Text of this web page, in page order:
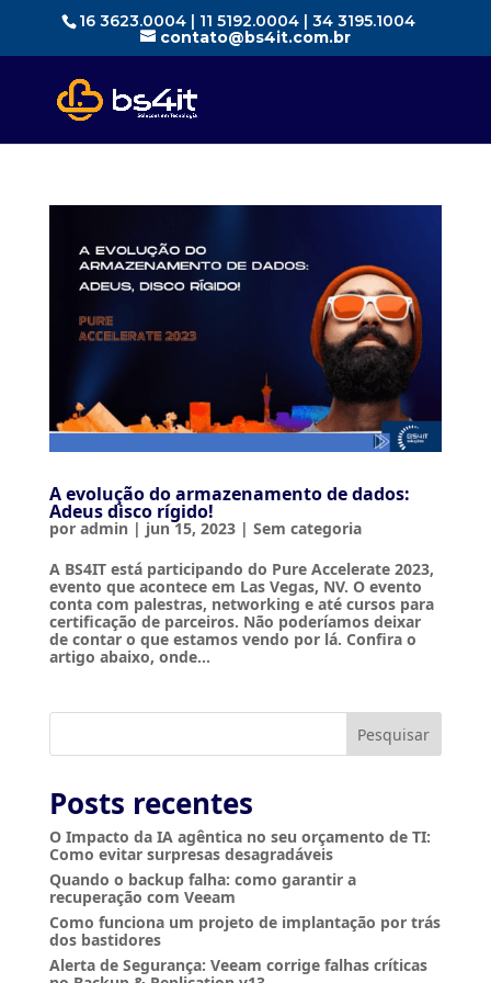
16 3623.0004 | 11 5192.0004 | 34 3195.1004
contato@bs4it.com.br
A evolução do armazenamento de dados:
Adeus disco rígido!
por admin | jun 15, 2023| Sem categoria
A BS4IT está participando do Pure Accelerate 2023,
evento que acontece em Las Vegas, NV. O evento
conta com palestras, networking e até cursos para
certificação de parceiros. Não poderíamos deixar
de contar o que estamos vendo por lá. Confira o
artigo abaixo, onde...
Pesquisar
Posts recentes
O Impacto da IA agêntica no seu orçamento de TI:
Como evitar surpresas desagradáveis
Quando o backup falha: como garantir a
recuperação com Veeam
Como funciona um projeto de implantação por trás
dos bastidores
Alerta de Segurança: Veeam corrige falhas críticas